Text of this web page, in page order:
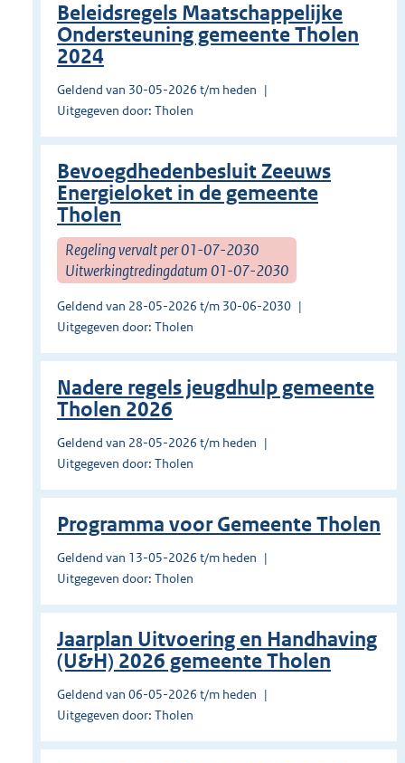
Beleidsregels Maatschappelijke
Ondersteuning gemeente Tholen
2024
Geldend van 30-05-2026 t/m heden
Uitgegeven door: Tholen
Bevoegdhedenbesluit Zeeuws
Energieloket in de gemeente
Tholen
Regeling vervalt per 01-07-2030
Uitwerkingtredingdatum 01-07-2030
Geldend van 28-05-2026 t/m 30-06-2030
Uitgegeven door: Tholen
Nadere regels jeugdhulp gemeente
Tholen 2026
Geldend van 28-05-2026 t/m heden
Uitgegeven door: Tholen
Programma voor Gemeente Tholen
Geldend van 13-05-2026 t/m heden
Uitgegeven door: Tholen
Jaarplan Uitvoering en Handhaving
(U&H) 2026 gemeente Tholen
Geldend van 06-05-2026 t/m heden
Uitgegeven door: Tholen